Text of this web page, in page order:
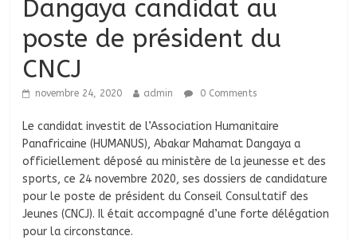
Dangaya candidat au
poste de président du
CNCJ
novembre 24, 2020 admin 0 Comments
Le candidat investit de l’Association Humanitaire
Panafricaine (HUMANUS), Abakar Mahamat Dangaya a
officiellement déposé au ministère de la jeunesse et des
sports, ce 24 novembre 2020, ses dossiers de candidature
pour le poste de président du Conseil Consultatif des
Jeunes (CNCJ). Il était accompagné d’une forte délégation
pour la circonstance.